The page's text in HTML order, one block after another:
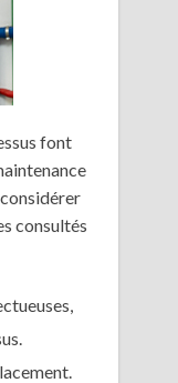
font
consultés